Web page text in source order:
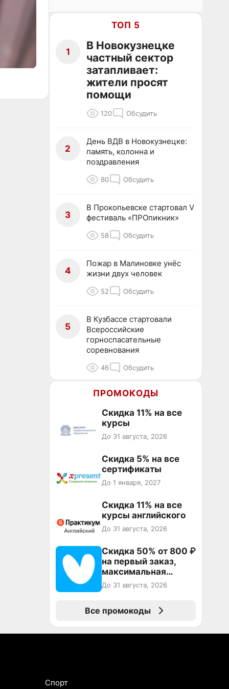
ТОП 5
1
В Новокузнецке
частный сектор
затапливает:
жители просят
помощи
120 Обсудить
2
День ВДВ в Новокузнецке:
память, колонна и
поздравления
80 Обсудить
3
В Прокопьевске стартовал V
фестиваль «ПРОпикник»
58 Обсудить
4
Пожар в Малиновке унёс
жизни двух человек
52 Обсудить
5
В Кузбассе стартовали
Всероссийские
горноспасательные
соревнования
46 Обсудить
ПРОМОКОДЫ
Скидка 11% на все
курсы
До 31 августа, 2026
Скидка 5% на все
сертификаты
До 1 января, 2027
Скидка 11% на все
курсы английского
До 31 августа, 2026
Скидка 50% от 800 ₽
на первый заказ,
максимальная
скидка 600 ₽
До 31 августа, 2026
Все промокоды
Спорт